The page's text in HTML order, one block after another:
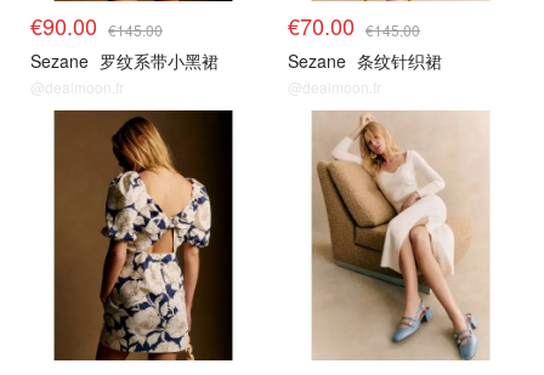
€90.00 €145.00
Sezane 罗纹系带小黑裙
@dealmoon.fr
€70.00 €145.00
Sezane 条纹针织裙
@dealmoon.fr